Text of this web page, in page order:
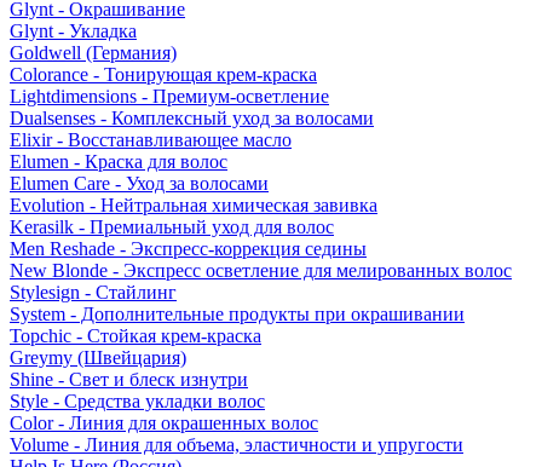
Glynt - Окрашивание
Glynt - Укладка
Goldwell (Германия)
Colorance - Тонирующая крем-краска
Lightdimensions - Премиум-осветление
Dualsenses - Комплексный уход за волосами
Elixir - Восстанавливающее масло
Elumen - Краска для волос
Elumen Care - Уход за волосами
Evolution - Нейтральная химическая завивка
Kerasilk - Премиальный уход для волос
Men Reshade - Экспресс-коррекция седины
New Blonde - Экспресс осветление для мелированных волос
Stylesign - Стайлинг
System - Дополнительные продукты при окрашивании
Topchic - Стойкая крем-краска
Greymy (Швейцария)
Shine - Свет и блеск изнутри
Style - Средства укладки волос
Color - Линия для окрашенных волос
Volume - Линия для объема, эластичности и упругости